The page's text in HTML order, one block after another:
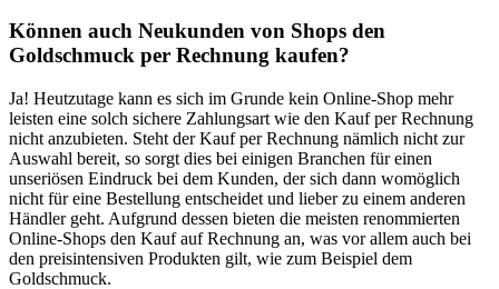
Können auch Neukunden von Shops den
Goldschmuck per Rechnung kaufen?
Ja! Heutzutage kann es sich im Grunde kein Online-Shop mehr
leisten eine solch sichere Zahlungsart wie den Kauf per Rechnung
nicht anzubieten. Steht der Kauf per Rechnung nämlich nicht zur
Auswahl bereit, so sorgt dies bei einigen Branchen für einen
unseriösen Eindruck bei dem Kunden, der sich dann womöglich
nicht für eine Bestellung entscheidet und lieber zu einem anderen
Händler geht. Aufgrund dessen bieten die meisten renommierten
Online-Shops den Kauf auf Rechnung an, was vor allem auch bei
den preisintensiven Produkten gilt, wie zum Beispiel dem
Goldschmuck.